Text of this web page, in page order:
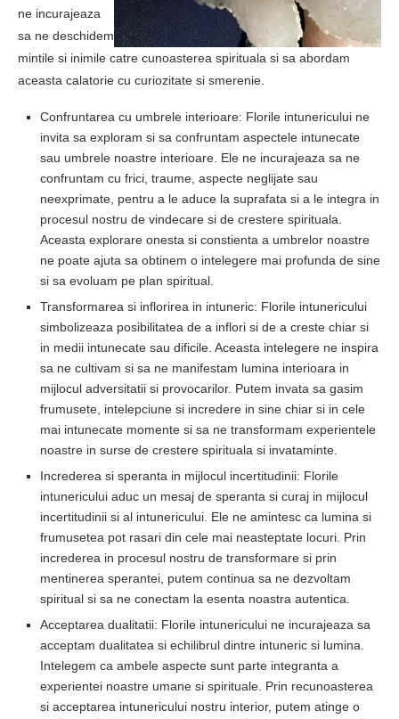
ne incurajeaza
sa ne deschidem
mintile si inimile catre cunoasterea spirituala si sa abordam
aceasta calatorie cu curiozitate si smerenie.
Confruntarea cu umbrele interioare: Florile intunericului ne
invita sa exploram si sa confruntam aspectele intunecate
sau umbrele noastre interioare. Ele ne incurajeaza sa ne
confruntam cu frici, traume, aspecte neglijate sau
neexprimate, pentru a le aduce la suprafata si a le integra in
procesul nostru de vindecare si de crestere spirituala.
Aceasta explorare onesta si constienta a umbrelor noastre
ne poate ajuta sa obtinem o intelegere mai profunda de sine
si sa evoluam pe plan spiritual.
Transformarea si inflorirea in intuneric: Florile intunericului
simbolizeaza posibilitatea de a inflori si de a creste chiar si
in medii intunecate sau dificile. Aceasta intelegere ne inspira
sa ne cultivam si sa ne manifestam lumina interioara in
mijlocul adversitatii si provocarilor. Putem invata sa gasim
frumusete, intelepciune si incredere in sine chiar si in cele
mai intunecate momente si sa ne transformam experientele
noastre in surse de crestere spirituala si invataminte.
Increderea si speranta in mijlocul incertitudinii: Florile
intunericului aduc un mesaj de speranta si curaj in mijlocul
incertitudinii si al intunericului. Ele ne amintesc ca lumina si
frumusetea pot rasari din cele mai neasteptate locuri. Prin
increderea in procesul nostru de transformare si prin
mentinerea sperantei, putem continua sa ne dezvoltam
spiritual si sa ne conectam la esenta noastra autentica.
Acceptarea dualitatii: Florile intunericului ne incurajeaza sa
acceptam dualitatea si echilibrul dintre intuneric si lumina.
Intelegem ca ambele aspecte sunt parte integranta a
experientei noastre umane si spirituale. Prin recunoasterea
si acceptarea intunericului nostru interior, putem atinge o